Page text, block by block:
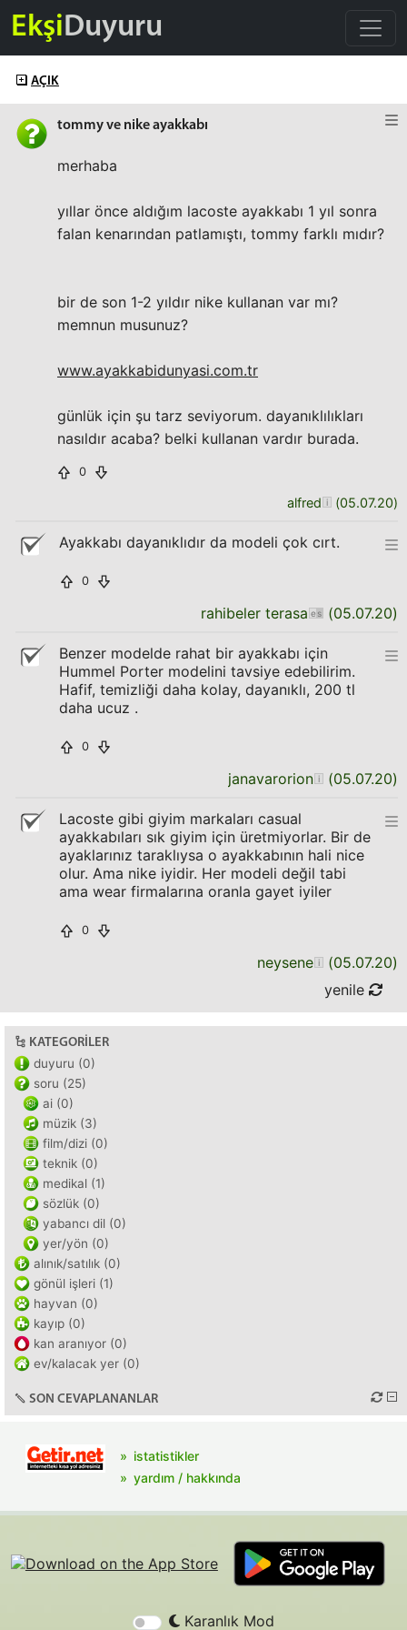
EkşiDuyuru
AÇIK
tommy ve nike ayakkabı
merhaba
yıllar önce aldığım lacoste ayakkabı 1 yıl sonra
falan kenarından patlamıştı, tommy farklı mıdır?
bir de son 1-2 yıldır nike kullanan var mı?
memnun musunuz?
www.ayakkabidunyasi.com.tr
günlük için şu tarz seviyorum. dayanıklılıkları
nasıldır acaba? belki kullanan vardır burada.
0
alfred (05.07.20)
Ayakkabı dayanıklıdır da modeli çok cırt.
0
rahibeler terasa (05.07.20)
Benzer modelde rahat bir ayakkabı için
Hummel Porter modelini tavsiye edebilirim.
Hafif, temizliği daha kolay, dayanıklı, 200 tl
daha ucuz .
0
janavarorion (05.07.20)
Lacoste gibi giyim markaları casual
ayakkabıları sık giyim için üretmiyorlar. Bir de
ayaklarınız taraklıysa o ayakkabının hali nice
olur. Ama nike iyidir. Her modeli değil tabi
ama wear firmalarına oranla gayet iyiler
0
neysene (05.07.20)
yenile
KATEGORILER
duyuru (0)
soru (25)
ai (0)
müzik (3)
film/dizi (0)
teknik (0)
medikal (1)
sözlük (0)
yabancı dil (0)
yer/yön (0)
alınık/satılık (0)
gönül işleri (1)
hayvan (0)
kayıp (0)
kan aranıyor (0)
ev/kalacak yer (0)
SON CEVAPLANANLAR
istatistikler
yardım / hakkında
Karanlık Mod